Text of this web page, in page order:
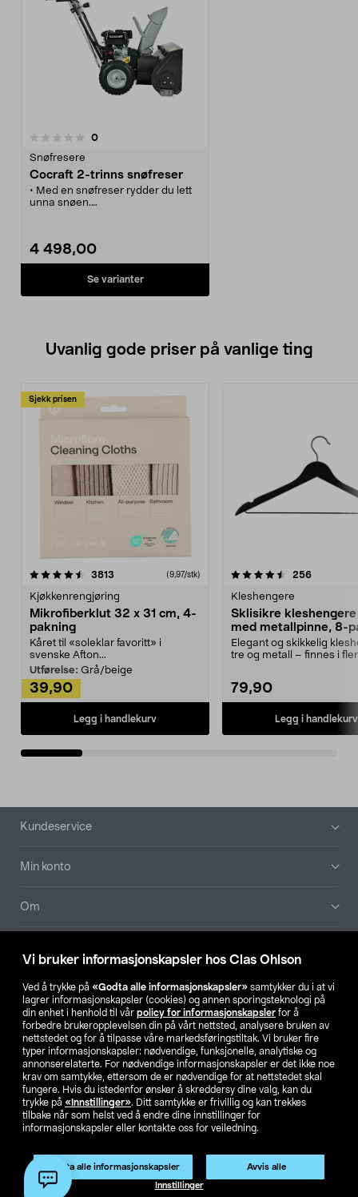
Vi bruker informasjonskapsler hos Clas Ohlson
Ved å trykke på «Godta alle informasjonskapsler» samtykker du i at vi
lagrer informasjonskapsler (cookies) og annen sporingsteknologi på
din enhet i henhold til vår policy for informasjonskapsler for å
forbedre brukeropplevelsen din på vårt nettsted, analysere bruken av
nettstedet og for å tilpasse våre markedsføringstiltak. Vi bruker fire
typer informasjonskapsler: nødvendige, funksjonelle, analytiske og
annonserelaterte. For nødvendige informasjonskapsler er det ikke noe
krav om samtykke, ettersom de er nødvendige for at nettstedet skal
fungere. Hvis du istedenfor ønsker å skreddersy dine valg, kan du
trykke på «Innstillinger». Ditt samtykke er frivillig og kan trekkes
tilbake når som helst ved å endre dine innstillinger for
informasjonskapsler eller kontakte oss for veiledning.
Godta alle informasjonskapsler Avvis alle
Innstillinger
0anmeldelser
Snøfresere
Cocraft 2-trinns snøfreser
• Med en snøfreser rydder du lett
unna snøen.
hjulene - gode kjøregenskaper.
• Bensindrevet 4-takts-motor med
trekksnor og primer.
4 498,00
Se varianter
Uvanlig gode priser på vanlige ting
Sjekk prisen
3813 anmeldelser(9,97/stk)
Kjøkkenrengjøring
Mikrofiberklut 32 x 31 cm, 4-
pakning
Kåret til «soleklar favoritt» i
svenske Afton...
Utførelse: Grå/beige
39,90
Legg i handlekurv
4.5av 5 stjerner 256
Kleshengere
Sklisikre
med metallpinne, 8-
Elegant og skikkelig
tre og metall – finnes i
79,90
Legg i handlekurv
4.5av 5 stjerner
Bunntekst
Kundeservice
Min konto
Om
Våre selskaper
Finn din butikk
SE NO FI
Privacy statement Medlemsvilkår Kjøpsvilkår
For bedrifter
Endre til priser ekskl. moms